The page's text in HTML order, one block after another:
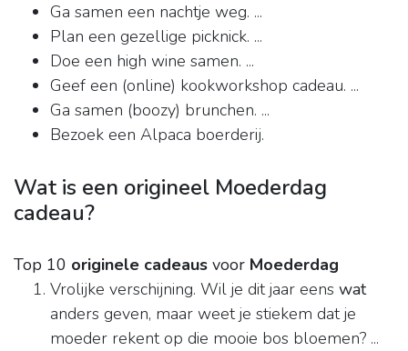
Ga samen een nachtje weg. ...
Plan een gezellige picknick. ...
Doe een high wine samen. ...
Geef een (online) kookworkshop cadeau. ...
Ga samen (boozy) brunchen. ...
Bezoek een Alpaca boerderij.
Wat is een origineel Moederdag
cadeau?
Top 10 originele cadeaus voor Moederdag
Vrolijke verschijning. Wil je dit jaar eens wat
anders geven, maar weet je stiekem dat je
moeder rekent op die mooie bos bloemen? ...